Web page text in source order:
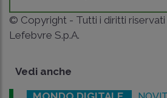
© Copyright - Tutti i diritti riservati
Lefebvre S.p.A.
Vedi anche